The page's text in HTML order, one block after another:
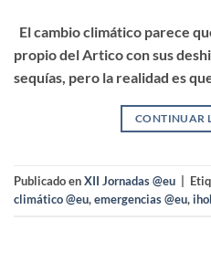
El cambio climático parece
propio del Artico con sus
sequías, pero la realidad es
CONTINUAR
Publicado enXII Jornadas @eu
climático @eu,emergencias @eu,